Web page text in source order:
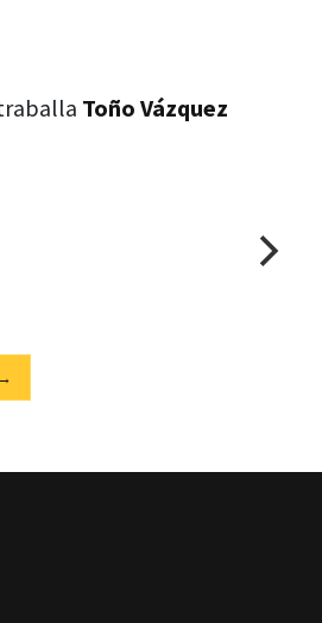
Toño Vázquez
e dereita para navegar; tamén